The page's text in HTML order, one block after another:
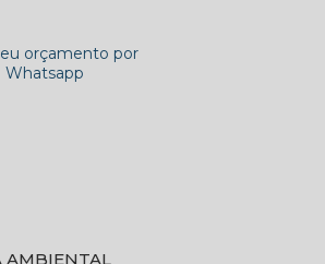
orçamento por
Whatsapp
AMBIENTAL